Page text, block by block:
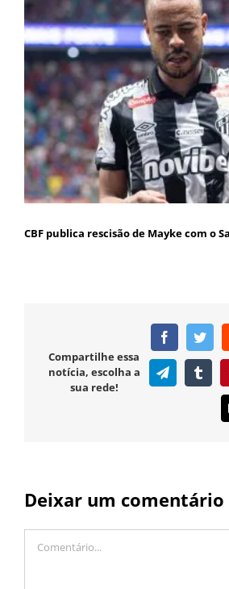
CBF publica rescisão de Mayke com o
Compartilhe essa
notícia, escolha a
sua rede!
Facebook
Telegram
Deixar um comentário